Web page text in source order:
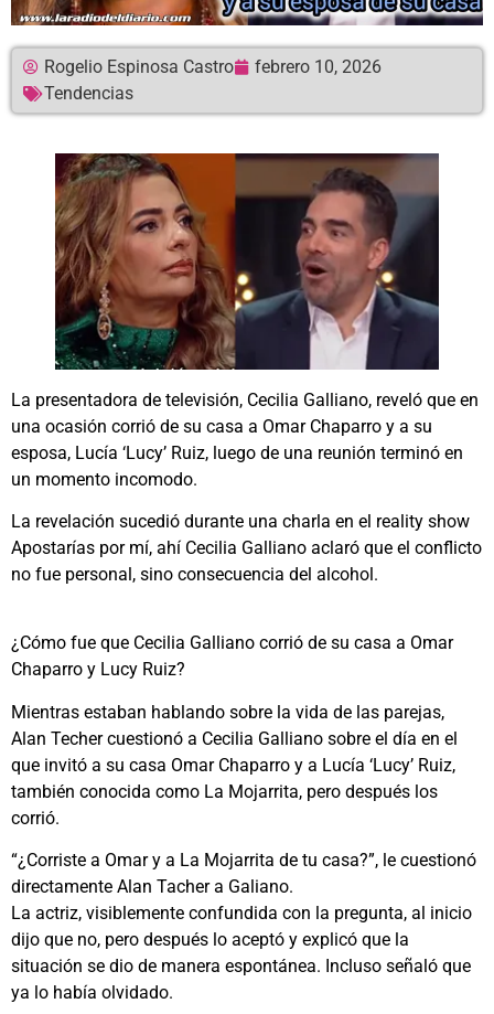
Rogelio Espinosa Castro
febrero 10, 2026
Tendencias
La presentadora de televisión, Cecilia Galliano, reveló que en
una ocasión corrió de su casa a Omar Chaparro y a su
esposa, Lucía ‘Lucy’ Ruiz, luego de una reunión terminó en
un momento incomodo.
La revelación sucedió durante una charla en el reality show
Apostarías por mí, ahí Cecilia Galliano aclaró que el conflicto
no fue personal, sino consecuencia del alcohol.
¿Cómo fue que Cecilia Galliano corrió de su casa a Omar
Chaparro y Lucy Ruiz?
Mientras estaban hablando sobre la vida de las parejas,
Alan Techer cuestionó a Cecilia Galliano sobre el día en el
que invitó a su casa Omar Chaparro y a Lucía ‘Lucy’ Ruiz,
también conocida como La Mojarrita, pero después los
corrió.
“¿Corriste a Omar y a La Mojarrita de tu casa?”, le cuestionó
directamente Alan Tacher a Galiano.
La actriz, visiblemente confundida con la pregunta, al inicio
dijo que no, pero después lo aceptó y explicó que la
situación se dio de manera espontánea. Incluso señaló que
ya lo había olvidado.